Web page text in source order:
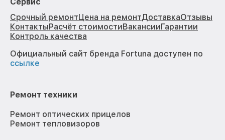
Срочный ремонтЦена на ремонтДоставкаОтзывы
КонтактыРасчёт стоимостиВакансииГарантии
Контроль качества
Официальный сайт бренда Fortuna доступен по
ссылке
Ремонт техники
Ремонт оптических прицелов
Ремонт тепловизоров